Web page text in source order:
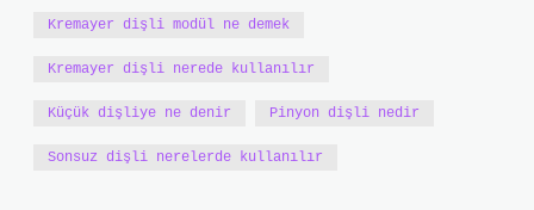
Kremayer dişli modül ne demek
Kremayer dişli nerede kullanılır
Küçük dişliye ne denir Pinyon dişli nedir
Sonsuz dişli nerelerde kullanılır